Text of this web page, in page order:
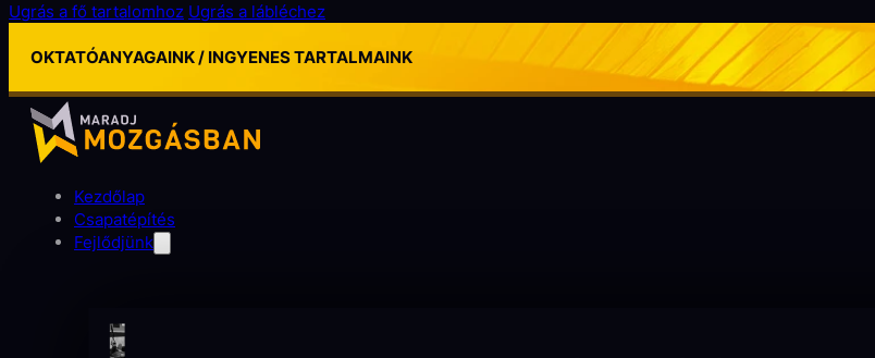
Ugrás a fő tartalomhoz Ugrás a lábléchez
OKTATÓANYAGAINK / INGYENES TARTALMAINK
Kezdőlap
Csapatépítés
Fejlődjünk